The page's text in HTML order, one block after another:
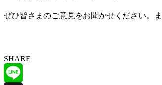
ぜひ皆さまのご意見をお聞かせください。
SHARE